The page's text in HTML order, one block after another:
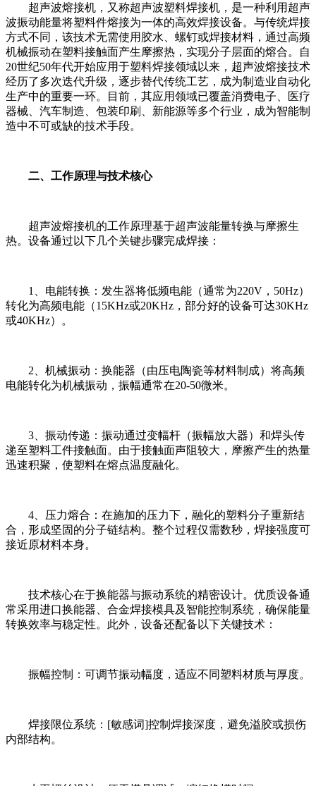
超声波熔接机，又称超声波塑料焊接机，是一种利用超声
波振动能量将塑料件熔接为一体的高效焊接设备。与传统焊接
方式不同，该技术无需使用胶水、螺钉或焊接材料，通过高频
机械振动在塑料接触面产生摩擦热，实现分子层面的熔合。自
20世纪50年代开始应用于塑料焊接领域以来，超声波熔接技术
经历了多次迭代升级，逐步替代传统工艺，成为制造业自动化
生产中的重要一环。目前，其应用领域已覆盖消费电子、医疗
器械、汽车制造、包装印刷、新能源等多个行业，成为智能制
造中不可或缺的技术手段。
二、工作原理与技术核心
超声波熔接机的工作原理基于超声波能量转换与摩擦生
热。设备通过以下几个关键步骤完成焊接：
1、电能转换：发生器将低频电能（通常为220V，50Hz）
转化为高频电能（15KHz或20KHz，部分好的设备可达30KHz
或40KHz）。
2、机械振动：换能器（由压电陶瓷等材料制成）将高频
电能转化为机械振动，振幅通常在20-50微米。
3、振动传递：振动通过变幅杆（振幅放大器）和焊头传
递至塑料工件接触面。由于接触面声阻较大，摩擦产生的热量
迅速积聚，使塑料在熔点温度融化。
4、压力熔合：在施加的压力下，融化的塑料分子重新结
合，形成坚固的分子链结构。整个过程仅需数秒，焊接强度可
接近原材料本身。
技术核心在于换能器与振动系统的精密设计。优质设备通
常采用进口换能器、合金焊接模具及智能控制系统，确保能量
转换效率与稳定性。此外，设备还配备以下关键技术：
振幅控制：可调节振动幅度，适应不同塑料材质与厚度。
焊接限位系统：[敏感词]控制焊接深度，避免溢胶或损伤
内部结构。